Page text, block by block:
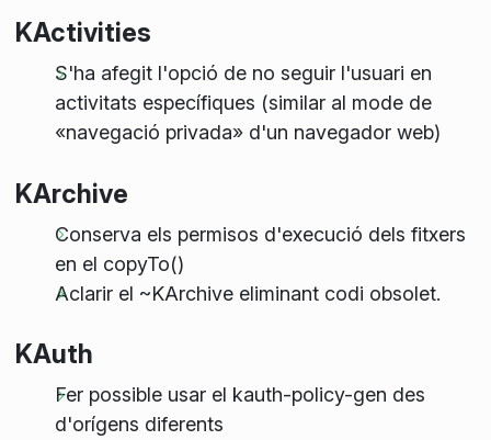
KActivities
S'ha afegit l'opció de no seguir l'usuari en
activitats específiques (similar al mode de
«navegació privada» d'un navegador web)
KArchive
Conserva els permisos d'execució dels fitxers
en el copyTo()
Aclarir el ~KArchive eliminant codi obsolet.
KAuth
Fer possible usar el kauth-policy-gen des
d'orígens diferents